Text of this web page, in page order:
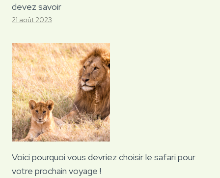
devez savoir
21 août 2023
Voici pourquoi vous devriez choisir le safari pour
votre prochain voyage !